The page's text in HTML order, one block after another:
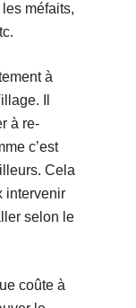
méfaits,
à
Il
à re-
c’est
Cela
intervenir
selon le
coûte à